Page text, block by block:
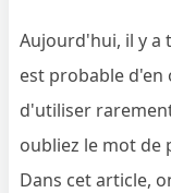
Aujourd'hui, il y a
est probable d'en
d'utiliser
oubliez le mot de
Dans cet article,